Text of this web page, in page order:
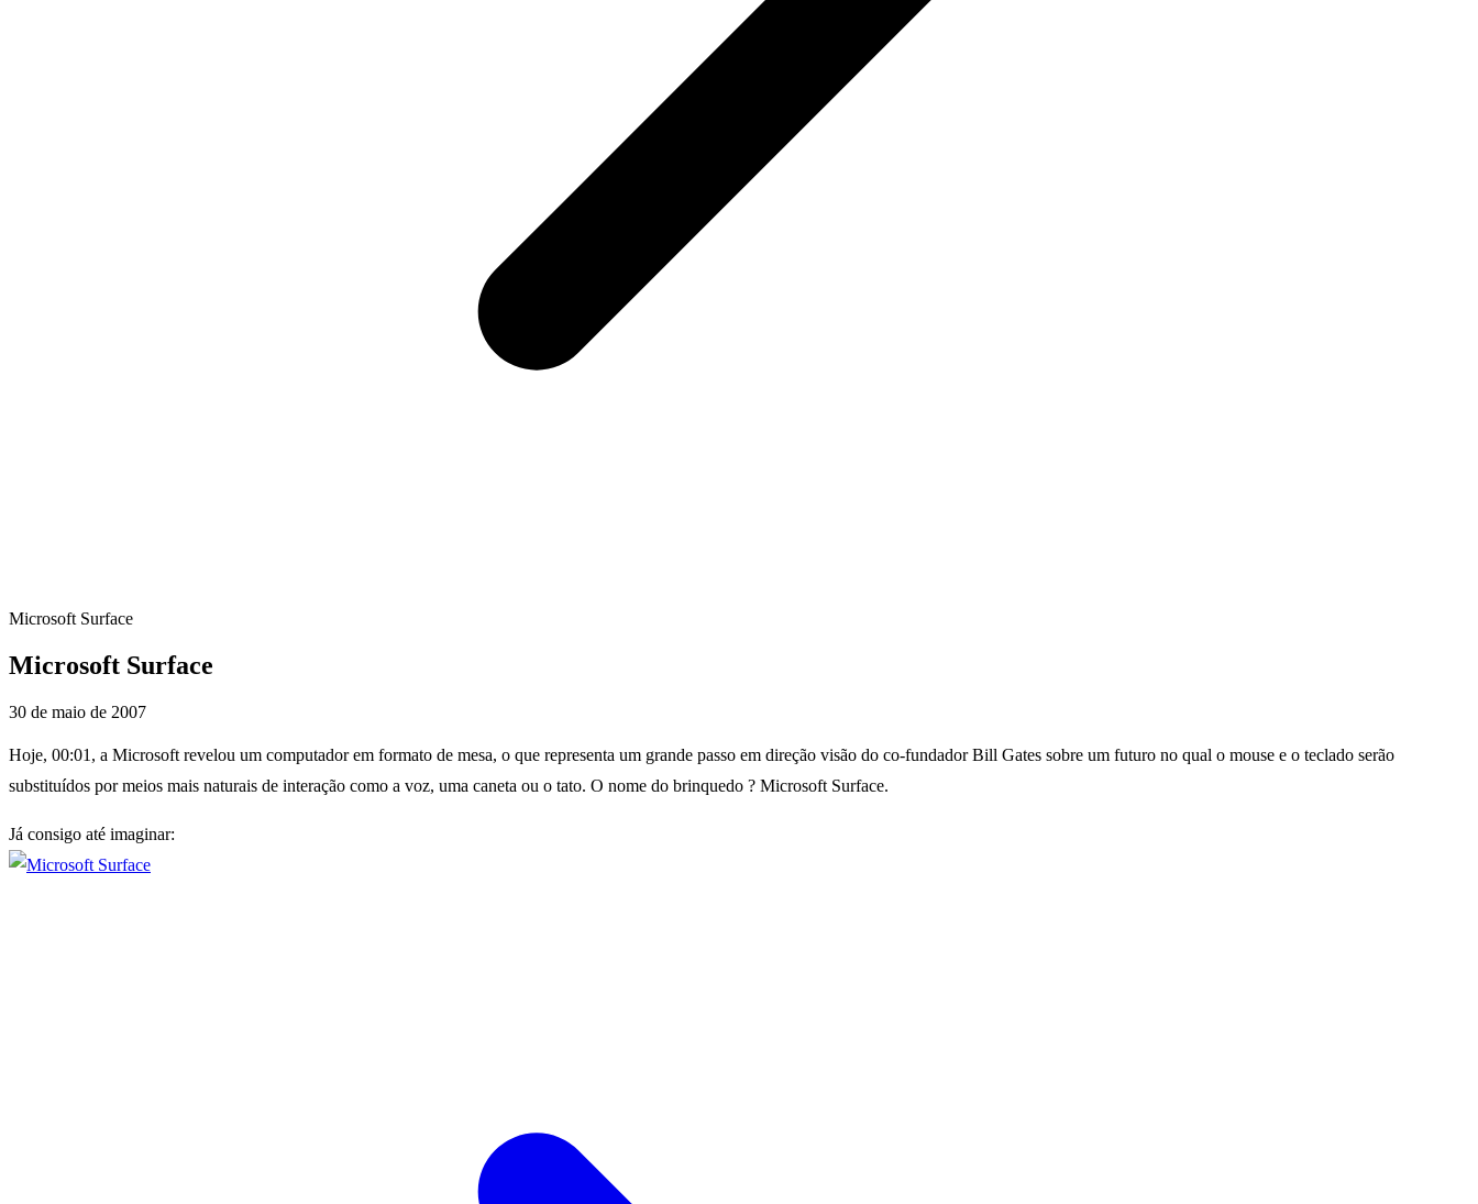
Microsoft Surface
Microsoft Surface
30 de maio de 2007
Hoje, 00:01, a Microsoft revelou um computador em formato de mesa, o que representa um grande passo em direção visão do co-fundador Bill Gates sobre um futuro no qual o mouse e o teclado serão
substituídos por meios mais naturais de interação como a voz, uma caneta ou o tato. O nome do brinquedo ? Microsoft Surface.
Já consigo até imaginar: